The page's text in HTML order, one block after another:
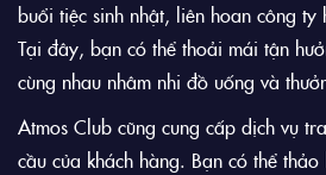
buổi tiệc sinh nhật, liên hoan công
Tại đây, bạn có thể thoải mái tận
cùng nhau nhâm nhi đồ uống và
Atmos Club cũng cung cấp dịch vụ
cầu của khách hàng. Bạn có thể